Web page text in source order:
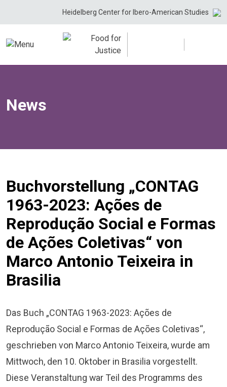
Heidelberg Center for Ibero-American Studies
News
Buchvorstellung „CONTAG
1963-2023: Ações de
Reprodução Social e Formas
de Ações Coletivas“ von
Marco Antonio Teixeira in
Brasilia
Das Buch „CONTAG 1963-2023: Ações de
Reprodução Social e Formas de Ações Coletivas“,
geschrieben von Marco Antonio Teixeira, wurde am
Mittwoch, den 10. Oktober in Brasilia vorgestellt.
Diese Veranstaltung war Teil des Programms des